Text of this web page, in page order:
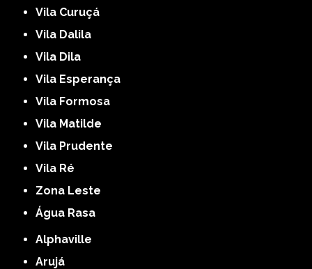
Vila Curuçá
Vila Dalila
Vila Dila
Vila Esperança
Vila Formosa
Vila Matilde
Vila Prudente
Vila Ré
Zona Leste
Água Rasa
Alphaville
Arujá